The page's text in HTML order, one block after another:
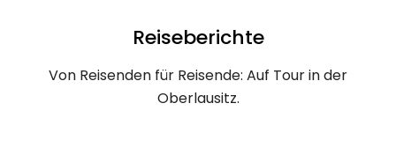
Reiseberichte
Von Reisenden für Reisende: Auf Tour in der
Oberlausitz.